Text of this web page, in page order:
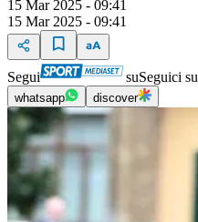
15 Mar 2025 - 09:41
15 Mar 2025 - 09:41
Segui suSeguici su
whatsapp discover